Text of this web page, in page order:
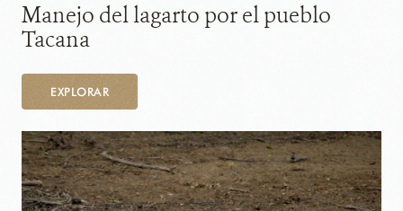
Manejo del lagarto por el pueblo
Tacana
EXPLORAR